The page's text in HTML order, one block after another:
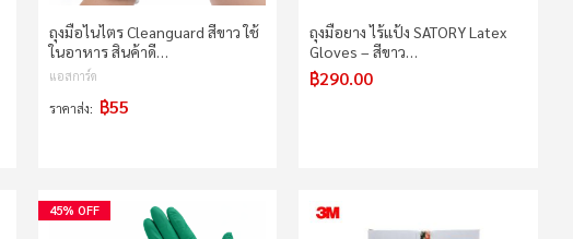
ถุงมือไนไตร Cleanguard สีขาว ใช้
ในอาหาร สินค้าดี…
แอสการ์ด
ราคาส่ง ฿55
ถุงมือยาง ไร้แป้ง SATORY Latex
Gloves – สีขาว…
฿290.00
45% OFF